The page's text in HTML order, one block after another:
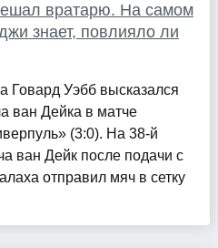
вратарю. На самом
знает, повлияло ли
Говард Уэбб высказался
ван Дейка в матче
(3:0). На 38-й
ван Дейк после подачи с
отправил мяч в сетку